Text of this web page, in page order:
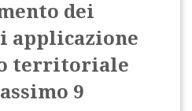
dei
applicazione
territoriale
9